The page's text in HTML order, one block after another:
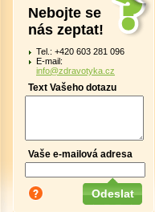
Nebojte se
nás zeptat!
Tel.: +420 603 281 096
E-mail:
info@zdravotyka.cz
Text Vašeho dotazu
Vaše e-mailová adresa